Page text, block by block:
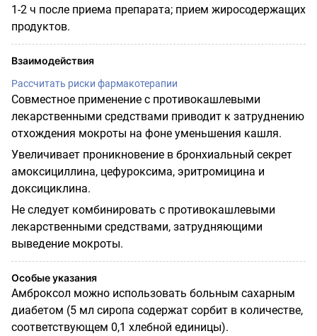
1-2 ч после приема препарата; прием жиросодержащих
продуктов.
Взаимодействия
Рассчитать риски фармакотерапии
Совместное применение с противокашлевыми
лекарственными средствами приводит к затруднению
отхождения мокроты на фоне уменьшения кашля.
Увеличивает проникновение в бронхиальный секрет
амоксициллина, цефуроксима, эритромицина и
доксициклина.
Не следует комбинировать с противокашлевыми
лекарственными средствами, затрудняющими
выведение мокроты.
Особые указания
Амброксол можно использовать больным сахарным
диабетом (5 мл сиропа содержат сорбит в количестве,
соответствующем 0,1 хлебной единицы).